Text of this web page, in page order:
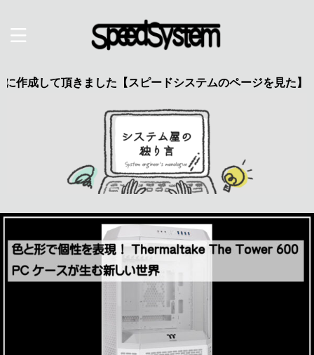
ました【スピードシステムのページを見た】で特典あり